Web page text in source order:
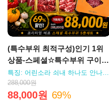
(특수부위 최적구성)인기 1위
상품-스페셜☆특수부위 구이세
트/*무료배송
특징: 어린소라 쇠내 하나도 안나
요/무료배송
288,000원
88,000원 69%